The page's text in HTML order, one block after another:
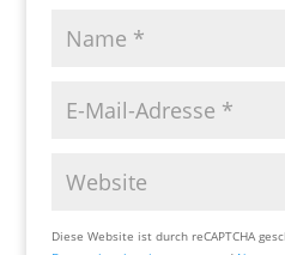
Diese Website ist durch reCAPTCHA